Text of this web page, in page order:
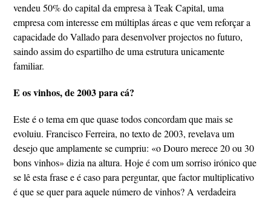
vendeu 50% do capital da empresa à Teak Capital, uma
empresa com interesse em múltiplas áreas e que vem reforçar a
capacidade do Vallado para desenvolver projectos no futuro,
saindo assim do espartilho de uma estrutura unicamente
familiar.
E os vinhos, de 2003 para cá?
Este é o tema em que quase todos concordam que mais se
evoluiu. Francisco Ferreira, no texto de 2003, revelava um
desejo que amplamente se cumpriu: «o Douro merece 20 ou 30
bons vinhos» dizia na altura. Hoje é com um sorriso irónico que
se lê esta frase e é caso para perguntar, que factor multiplicativo
é que se quer para aquele número de vinhos? A verdadeira